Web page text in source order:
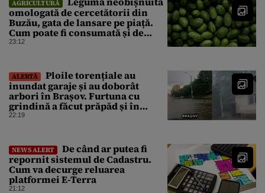
AGRICULTURĂ
omologată de cercetătorii din
Buzău, gata de lansare pe piață.
Cum poate fi consumată și de
unde provine soiul
23:12
ALERTĂ
Ploile torențiale au
inundat garaje și au doborât
arbori în Brașov. Furtuna cu
grindină a făcut prăpăd și în
Bihor
22:19
NEWS ALERT
De când ar putea fi
repornit sistemul de Cadastru.
Cum va decurge reluarea
platformei E-Terra
21:12